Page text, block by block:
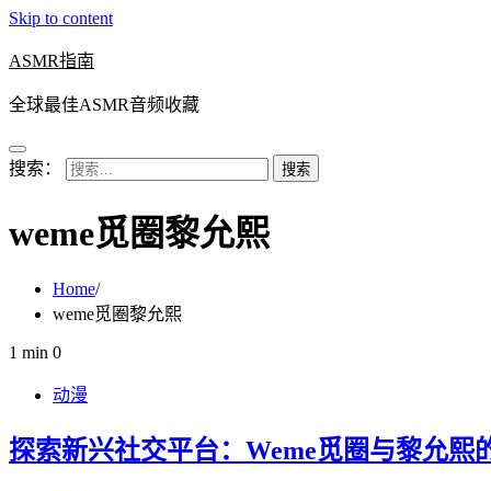
Skip to content
ASMR指南
全球最佳ASMR音频收藏
搜索：
weme觅圈黎允熙
Home
weme觅圈黎允熙
1 min 0
动漫
探索新兴社交平台：Weme觅圈与黎允熙